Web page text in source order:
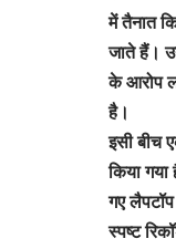
में तैनात
जाते हैं।
के आरोप
है।
इसी बीच
किया गया
गए
स्पष्ट